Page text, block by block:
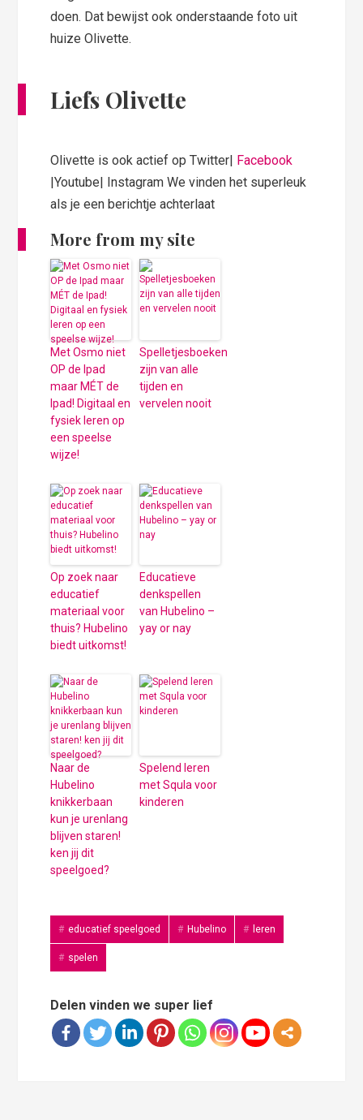
doen. Dat bewijst ook onderstaande foto uit
huize Olivette.
Liefs Olivette
Olivette is ook actief op Twitter| Facebook
|Youtube| Instagram We vinden het superleuk
als je een berichtje achterlaat
More from my site
Met Osmo niet
OP de Ipad
maar MÉT de
Ipad! Digitaal en
fysiek leren op
een speelse
wijze!
Spelletjesboeken
zijn van alle
tijden en
vervelen nooit
Op zoek naar
educatief
materiaal voor
thuis? Hubelino
biedt uitkomst!
Educatieve
denkspellen
van Hubelino –
yay or nay
Naar de
Hubelino
knikkerbaan
kun je urenlang
blijven staren!
ken jij dit
speelgoed?
Spelend leren
met Squla voor
kinderen
educatief speelgoed Hubelino leren
spelen
Delen vinden we super lief